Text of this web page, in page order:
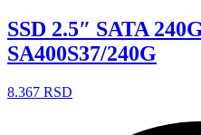
SSD 2.5″ SATA
SA400S37/240G
8.367 RSD